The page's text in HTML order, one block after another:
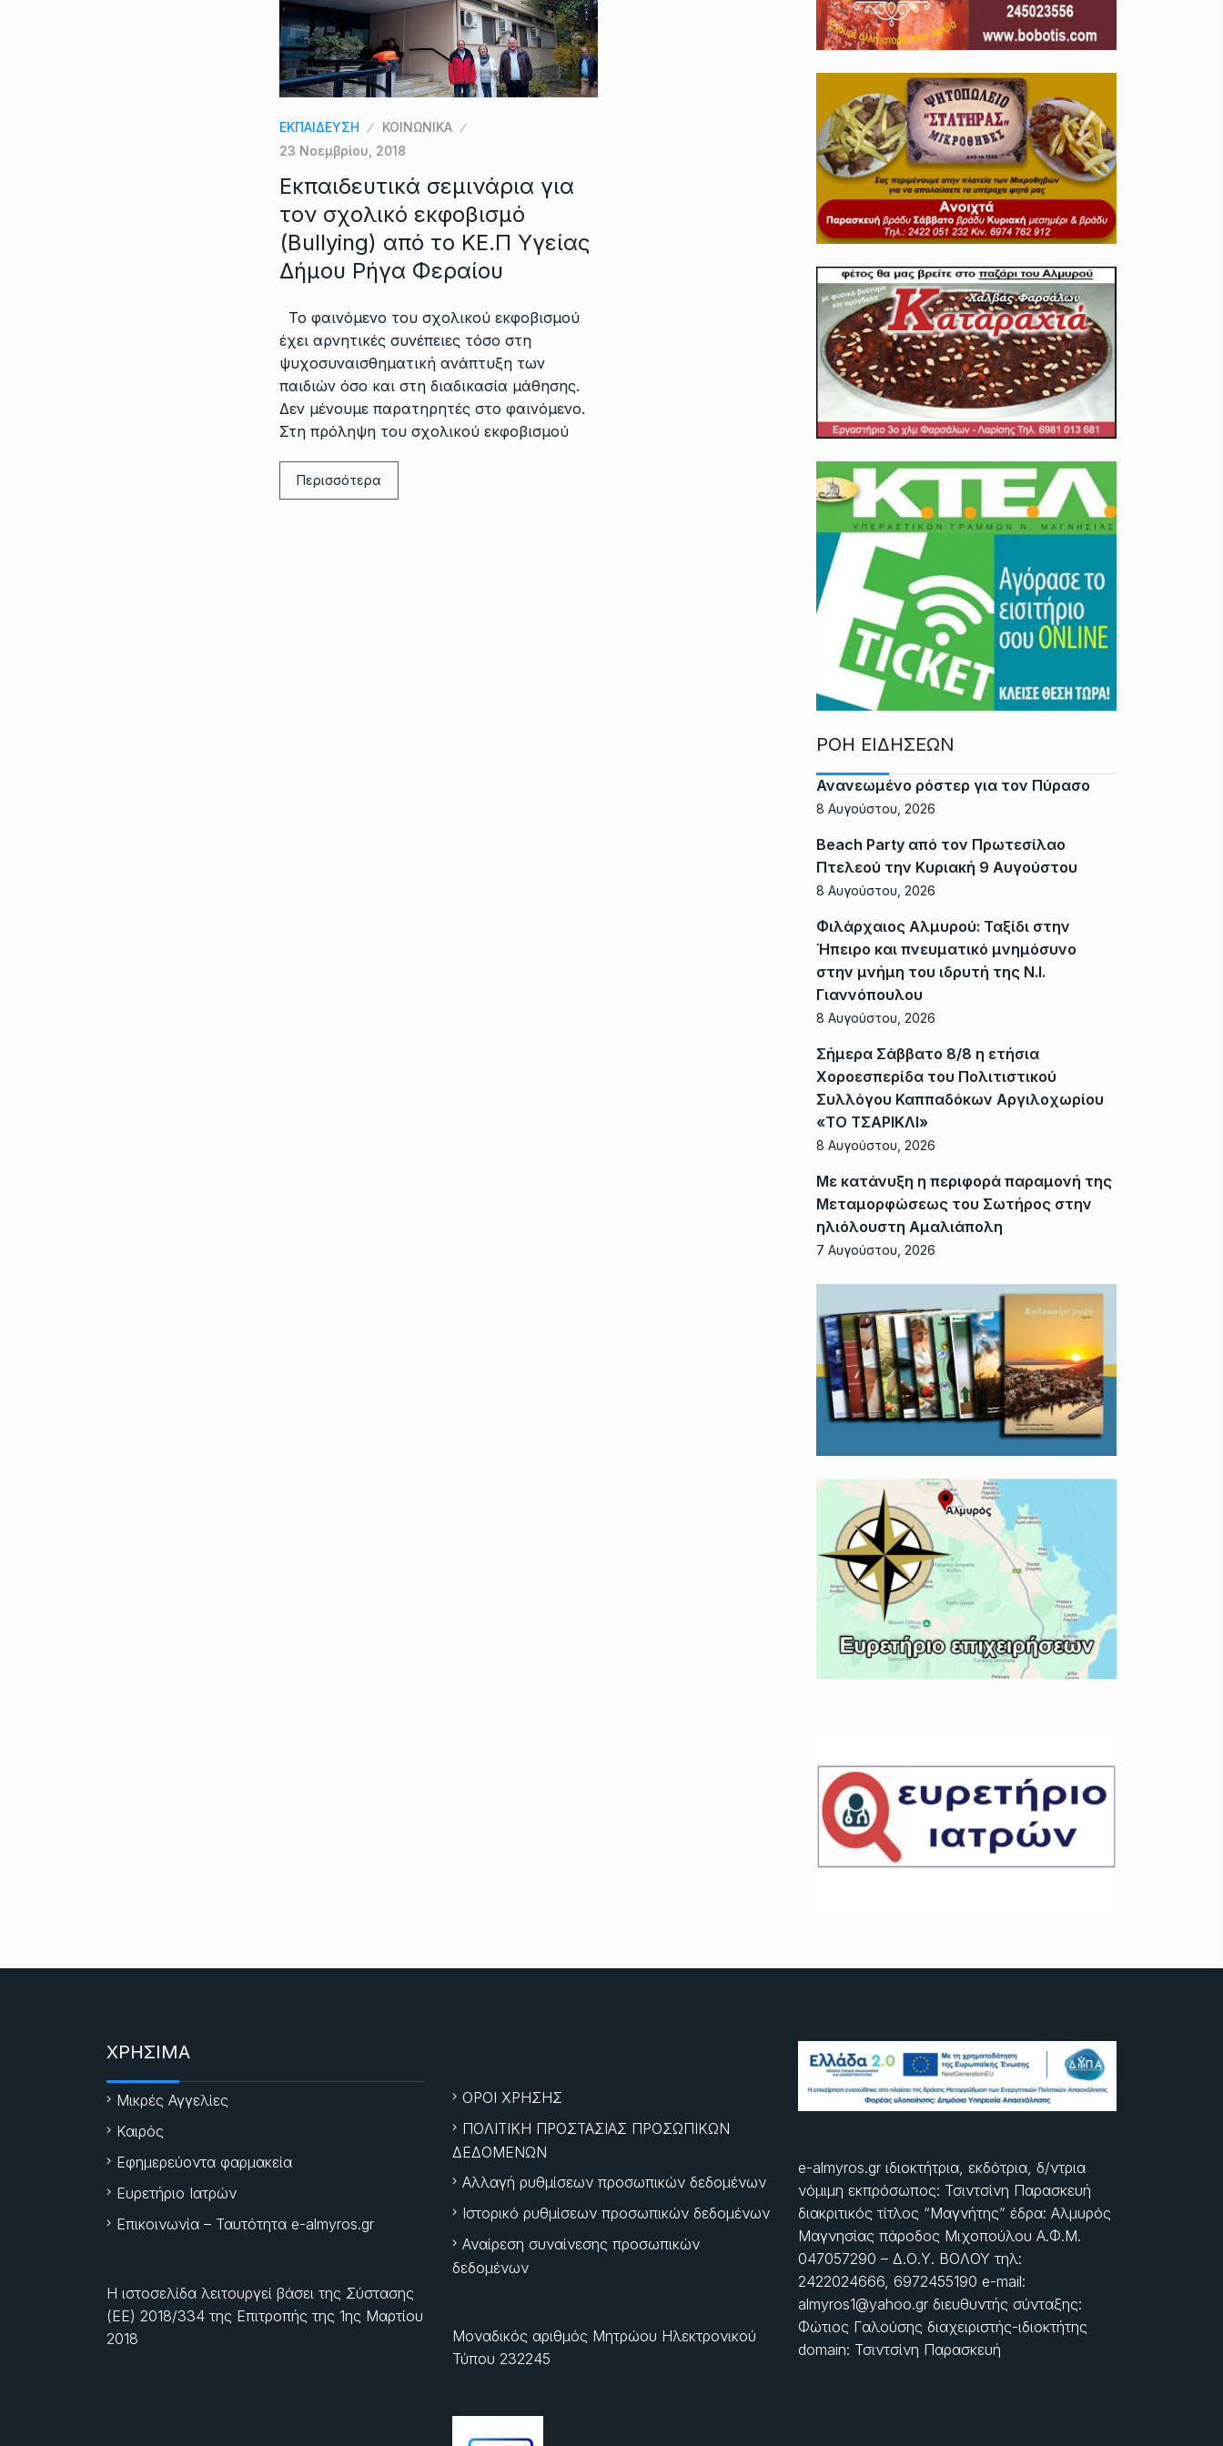
ΕΚΠΑΙΔΕΥΣΗ
ΚΟΙΝΩΝΙΚΑ
23 Νοεμβρίου, 2018
Εκπαιδευτικά σεμινάρια για
τον σχολικό εκφοβισμό
(Bullying) από το ΚΕ.Π Υγείας
Δήμου Ρήγα Φεραίου
Το φαινόμενο του σχολικού εκφοβισμού
έχει αρνητικές συνέπειες τόσο στη
ψυχοσυναισθηματική ανάπτυξη των
παιδιών όσο και στη διαδικασία μάθησης.
Δεν μένουμε παρατηρητές στο φαινόμενο.
Στη πρόληψη του σχολικού εκφοβισμού
Περισσότερα
ΡΟΗ ΕΙΔΗΣΕΩΝ
Ανανεωμένο ρόστερ για τον Πύρασο
8 Αυγούστου, 2026
Beach Party από τον Πρωτεσίλαο
Πτελεού την Κυριακή 9 Αυγούστου
8 Αυγούστου, 2026
Φιλάρχαιος Αλμυρού: Ταξίδι στην
Ήπειρο και πνευματικό μνημόσυνο
στην μνήμη του ιδρυτή της Ν.Ι.
Γιαννόπουλου
8 Αυγούστου, 2026
Σήμερα Σάββατο 8/8 η ετήσια
Χοροεσπερίδα του Πολιτιστικού
Συλλόγου Καππαδόκων Αργιλοχωρίου
«ΤΟ ΤΣΑΡΙΚΛΙ»
8 Αυγούστου, 2026
Με κατάνυξη η περιφορά παραμονή της
Μεταμορφώσεως του Σωτήρος στην
ηλιόλουστη Αμαλιάπολη
7 Αυγούστου, 2026
ΧΡΗΣΙΜΑ
Μικρές Αγγελίες
Καιρός
Εφημερεύοντα φαρμακεία
Ευρετήριο Ιατρών
Επικοινωνία – Ταυτότητα e-almyros.gr
Η ιστοσελίδα λειτουργεί βάσει της Σύστασης
(ΕΕ) 2018/334 της Επιτροπής της 1ης Μαρτίου
2018
ΟΡΟΙ ΧΡΗΣΗΣ
ΠΟΛΙΤΙΚΗ ΠΡΟΣΤΑΣΙΑΣ ΠΡΟΣΩΠΙΚΩΝ
ΔΕΔΟΜΕΝΩΝ
Αλλαγή ρυθμίσεων προσωπικών δεδομένων
Ιστορικό ρυθμίσεων προσωπικών δεδομένων
Αναίρεση συναίνεσης προσωπικών
δεδομένων
Μοναδικός αριθμός Μητρώου Ηλεκτρονικού
Τύπου 232245
e-almyros.gr ιδιοκτήτρια, εκδότρια, δ/ντρια
νόμιμη εκπρόσωπος: Τσιντσίνη Παρασκευή
διακριτικός τίτλος “Μαγνήτης” έδρα: Αλμυρός
Μαγνησίας πάροδος Μιχοπούλου Α.Φ.Μ.
047057290 – Δ.Ο.Υ. ΒΟΛΟΥ τηλ:
2422024666, 6972455190 e-mail:
almyros1@yahoo.gr διευθυντής σύνταξης:
Φώτιος Γαλούσης διαχειριστής-ιδιοκτήτης
domain: Τσιντσίνη Παρασκευή